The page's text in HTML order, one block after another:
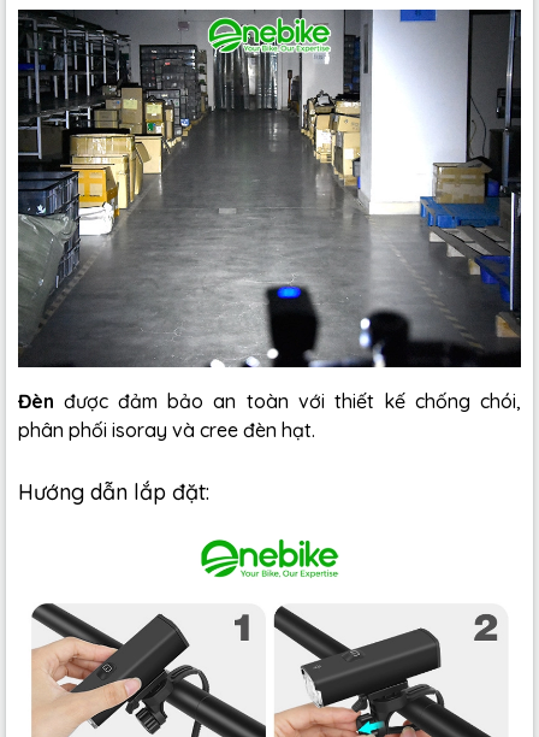
Đèn được đảm bảo an toàn với thiết kế chống chói,
phân phối isoray và cree đèn hạt.
Hướng dẫn lắp đặt: